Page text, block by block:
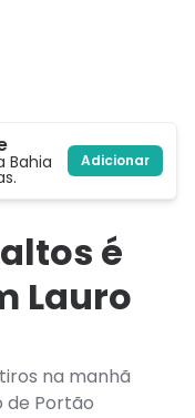
Bahia Adicionar
é
Lauro
na manhã
de Portão